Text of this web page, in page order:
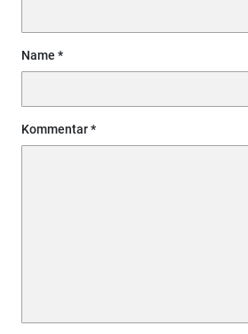
Name
Kommentar